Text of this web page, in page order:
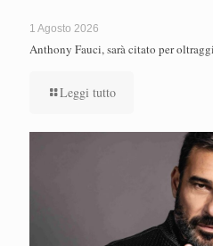
1 Agosto 2026
Anthony Fauci, sarà citato per
Leggi tutto